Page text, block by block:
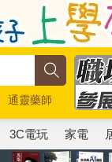
通靈藥師
3C電玩 家電